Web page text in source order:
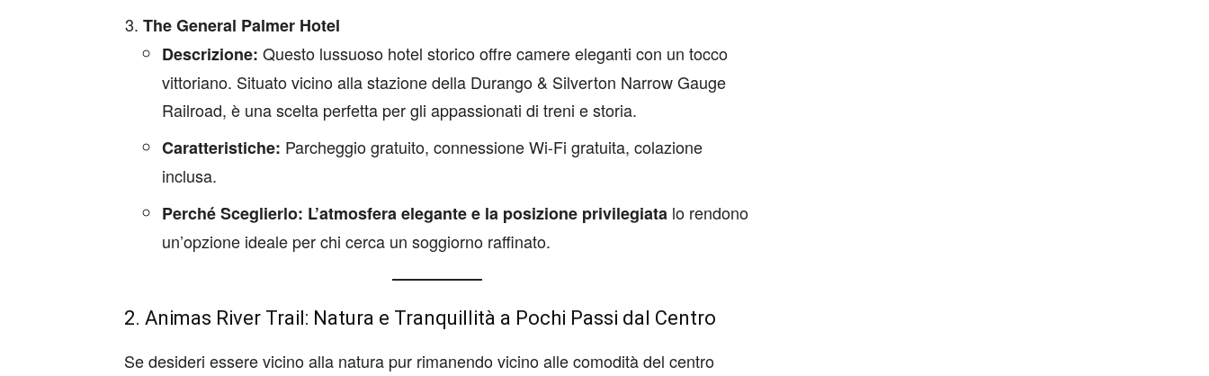
The General Palmer Hotel
Descrizione: Questo lussuoso hotel storico offre camere eleganti con un tocco
vittoriano. Situato vicino alla stazione della Durango & Silverton Narrow Gauge
Railroad, è una scelta perfetta per gli appassionati di treni e storia.
Caratteristiche: Parcheggio gratuito, connessione Wi-Fi gratuita, colazione
inclusa.
Perché Sceglierlo: L’atmosfera elegante e la posizione privilegiata lo rendono
un’opzione ideale per chi cerca un soggiorno raffinato.
2. Animas River Trail: Natura e Tranquillità a Pochi Passi dal Centro
Se desideri essere vicino alla natura pur rimanendo vicino alle comodità del centro